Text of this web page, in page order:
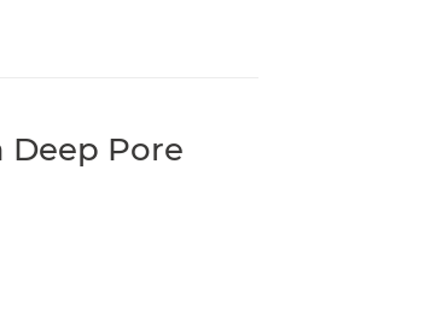
Deep Pore